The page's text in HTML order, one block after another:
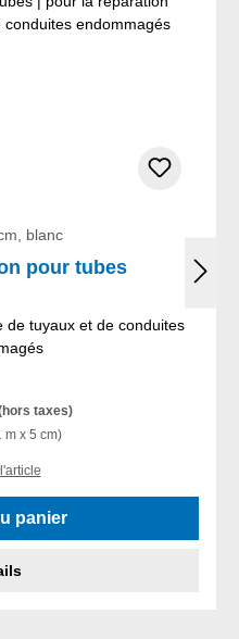
blanc
pour tubes
de tuyaux et de conduites
taxes)
m x 5 cm)
panier